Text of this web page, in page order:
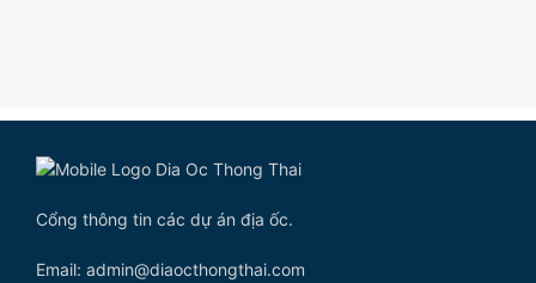
Cổng thông tin các dự án địa ốc.
Email: admin@diaocthongthai.com